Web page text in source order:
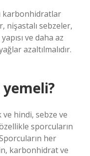
karbonhidratlar
nişastalı sebzeler,
ve daha az
azaltılmalıdır.
ve hindi, sebze ve
sporcuların
her
karbonhidrat ve